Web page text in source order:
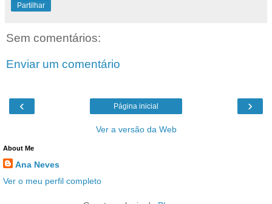
Partilhar
Sem comentários:
Enviar um comentário
‹ ›
Página inicial
Ver a versão da Web
About Me
Ana Neves
Ver o meu perfil completo